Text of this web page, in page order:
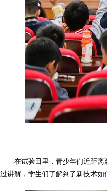
在试验田里，青少年们近距
过讲解，学生们了解到了新技术如